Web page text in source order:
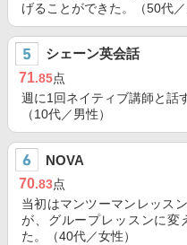
げることができた。（50代／
シェーン英会話
71.85点
週に1回ネイティブ講師と話
（10代／男性）
NOVA
70.83点
当初はマンツーマンレッス
が、グループレッスンに変
た。（40代／女性）